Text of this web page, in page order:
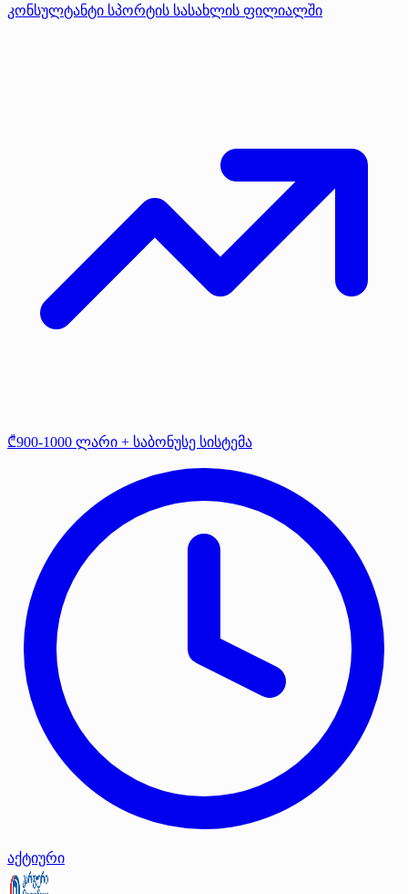
კონსულტანტი სპორტის სასახლის ფილიალში
₾900-1000 ლარი + საბონუსე სისტემა
აქტიური